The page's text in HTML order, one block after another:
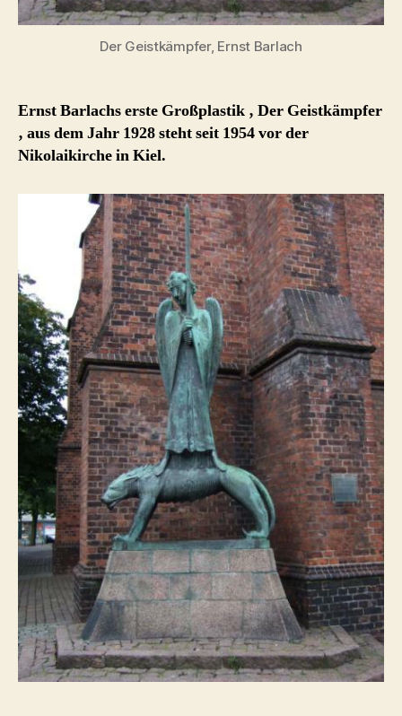
Der Geistkämpfer, Ernst Barlach
Ernst Barlachs erste Großplastik ‚ Der Geistkämpfer
‚ aus dem Jahr 1928 steht seit 1954 vor der
Nikolaikirche in Kiel.